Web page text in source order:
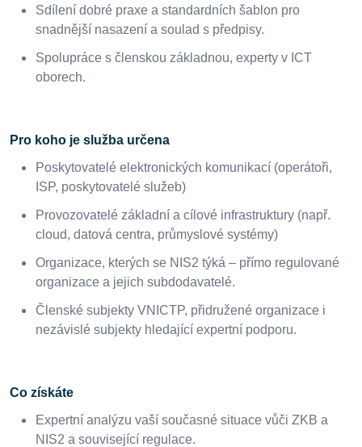
Sdílení dobré praxe a standardních šablon pro
snadnější nasazení a soulad s předpisy.
Spolupráce s členskou základnou, experty v ICT
oborech.
Pro koho je služba určena
Poskytovatelé elektronických komunikací (operátoři,
ISP, poskytovatelé služeb)
Provozovatelé základní a cílové infrastruktury (např.
cloud, datová centra, průmyslové systémy)
Organizace, kterých se NIS2 týká – přímo regulované
organizace a jejich subdodavatelé.
Členské subjekty VNICTP, přidružené organizace i
nezávislé subjekty hledající expertní podporu.
Co získáte
Expertní analýzu vaší současné situace vůči ZKB a
NIS2 a související regulace.